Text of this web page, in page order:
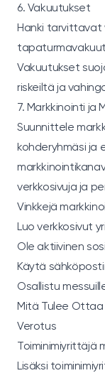
6. Vakuutukset
Hanki tarvittavat
Vakuutukset
riskeiltä ja
7. Markkinointi ja
Suunnittele
kohderyhmäsi ja
verkkosivuja ja
Vinkkejä
Luo verkkosivut
Ole aktiivinen
Käytä
Osallistu
Mitä Tulee Ottaa
Verotus
Toiminimiyrittäjä
Lisäksi